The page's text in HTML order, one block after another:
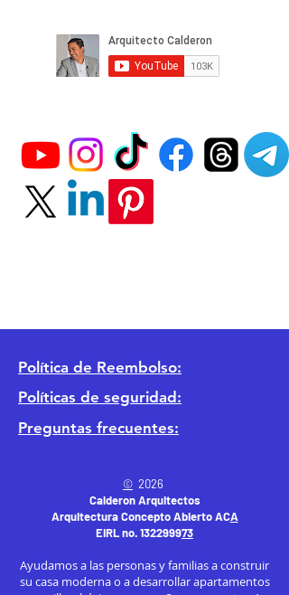
Política de Reembolso:
Políticas de seguridad:
Preguntas frecuentes:
© 2026
Calderon Arquitectos
Arquitectura Concepto Abierto ACA
EIRL no.132299973
Ayudamos a las personas y familias a construir
su casa moderna o a desarrollar apartamentos